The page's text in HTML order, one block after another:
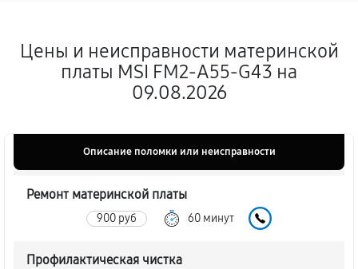
Цены и неисправности материнской
платы MSI FM2-A55-G43 на
09.08.2026
Описание поломки или неисправности
Ремонт материнской платы
900 руб 60 минут
Профилактическая чистка